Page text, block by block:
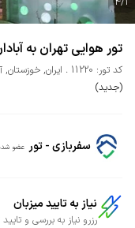
تور هوایی تهران به
کد تور: 11220 ایران, خوزستان,
(جدید)
سفربازی - تور عضو
نیاز به تایید میزبان
رزرو نیاز به بررسی و